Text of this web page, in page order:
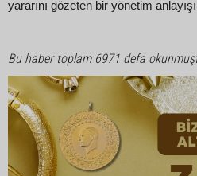
yararını gözeten bir yönetim
Bu haber toplam 6971 defa